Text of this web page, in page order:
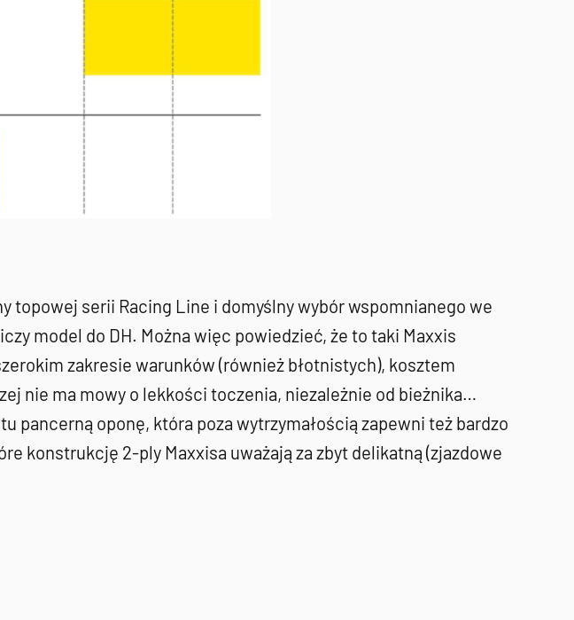
topowej serii Racing Line i domyślny wybór wspomnianego we
model do DH. Można więc powiedzieć, że to taki Maxxis
zakresie warunków (również błotnistych), kosztem
nie ma mowy o lekkości toczenia, niezależnie od bieżnika…
pancerną oponę, która poza wytrzymałością zapewni też bardzo
konstrukcję 2-ply Maxxisa uważają za zbyt delikatną (zjazdowe